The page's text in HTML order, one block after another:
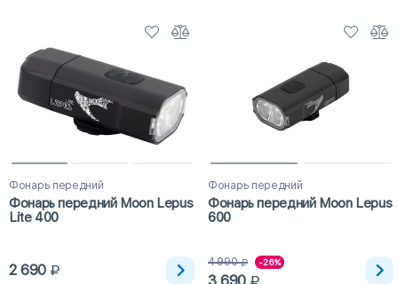
Фонарь передний
Фонарь передний Moon Lepus
Lite 400
2 690
Фонарь передний
Фонарь передний Moon Lepus
600
4 990 -26%